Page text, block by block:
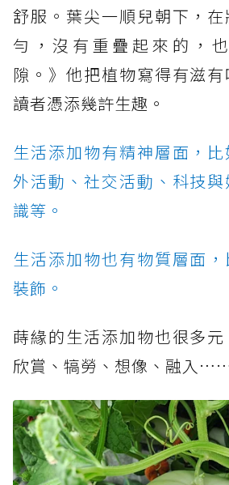
舒服。葉尖一順兒朝下，
勻，沒有重疊起來的，
隙。》他把植物寫得有滋
讀者憑添幾許生趣。
生活添加物有精神層面，
外活動、社交活動、科技
識等。
生活添加物也有物質層面
裝飾。
蒔緣的生活添加物也很多元
欣賞、犒勞、想像、融入